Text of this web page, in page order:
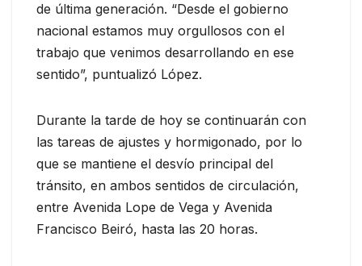
de última generación. “Desde el gobierno
nacional estamos muy orgullosos con el
trabajo que venimos desarrollando en ese
sentido”, puntualizó López.
Durante la tarde de hoy se continuarán con
las tareas de ajustes y hormigonado, por lo
que se mantiene el desvío principal del
tránsito, en ambos sentidos de circulación,
entre Avenida Lope de Vega y Avenida
Francisco Beiró, hasta las 20 horas.